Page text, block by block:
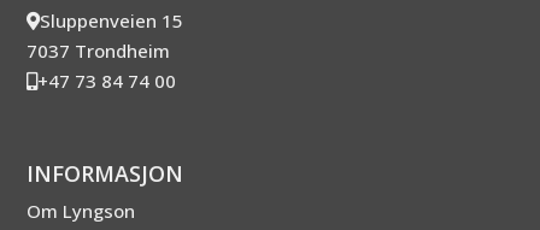
Sluppenveien 15
7037 Trondheim
+47 73 84 74 00
INFORMASJON
Om Lyngson